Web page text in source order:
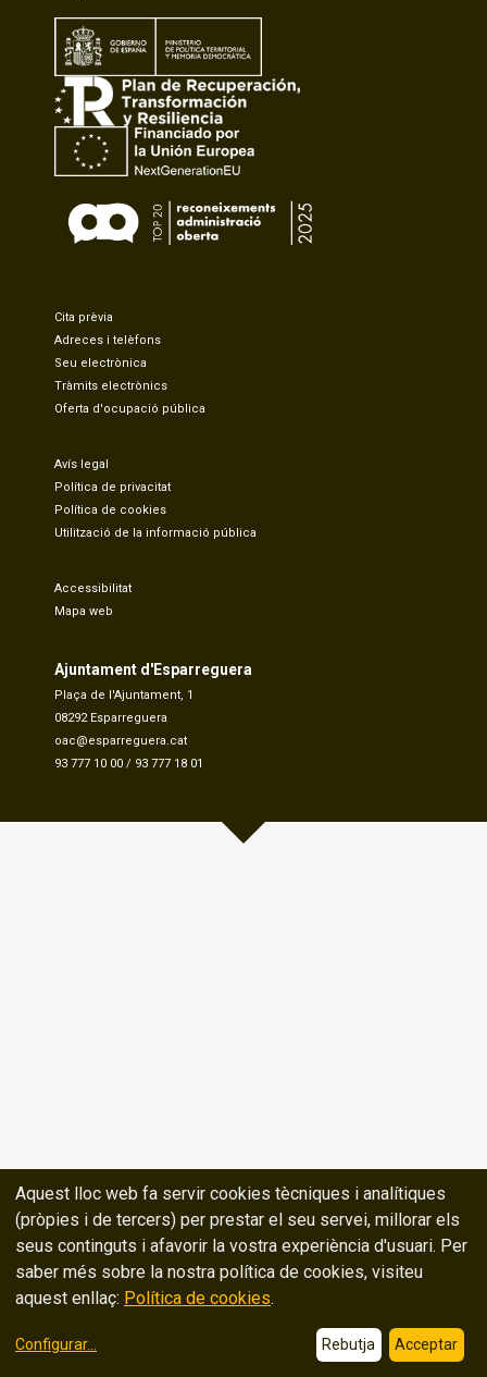
Cita prèvia
Adreces i telèfons
Seu electrònica
Tràmits electrònics
Oferta d'ocupació pública
Avís legal
Política de privacitat
Política de cookies
Utilització de la informació pública
Accessibilitat
Mapa web
Ajuntament d'Esparreguera
Plaça de l'Ajuntament, 1
08292 Esparreguera
oac@esparreguera.cat
93 777 10 00 / 93 777 18 01
Aquest lloc web fa servir cookies tècniques i analítiques
(pròpies i de tercers) per prestar el seu servei, millorar els
seus continguts i afavorir la vostra experiència d'usuari. Per
saber més sobre la nostra política de cookies, visiteu
aquest enllaç: Política de cookies.
Configurar... Rebutja Acceptar